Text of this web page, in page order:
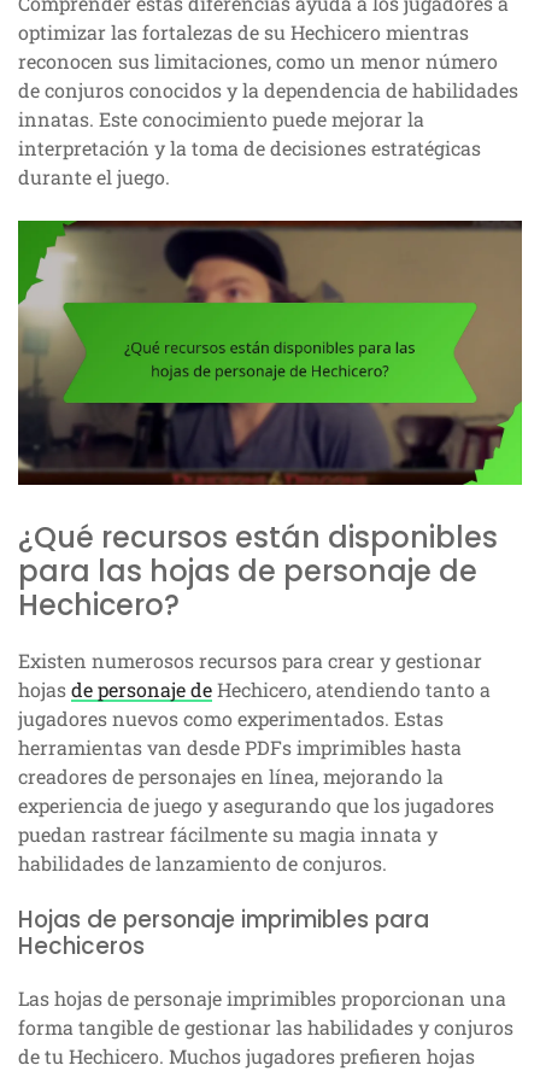
optimizar las fortalezas de su Hechicero mientras
reconocen sus limitaciones, como un menor número
de conjuros conocidos y la dependencia de habilidades
innatas. Este conocimiento puede mejorar la
interpretación y la toma de decisiones estratégicas
durante el juego.
¿Qué recursos están disponibles
para las hojas de personaje de
Hechicero?
Existen numerosos recursos para crear y gestionar
hojasde personaje deHechicero, atendiendo tanto a
jugadores nuevos como experimentados. Estas
herramientas van desde PDFs imprimibles hasta
creadores de personajes en línea, mejorando la
experiencia de juego y asegurando que los jugadores
puedan rastrear fácilmente su magia innata y
habilidades de lanzamiento de conjuros.
Hojas de personaje imprimibles para
Hechiceros
Las hojas de personaje imprimibles proporcionan una
forma tangible de gestionar las habilidades y conjuros
de tu Hechicero. Muchos jugadores prefieren hojas